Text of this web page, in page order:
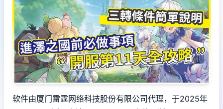
软件由厦门雷霆网络科技股份有限公司代理，于2025年